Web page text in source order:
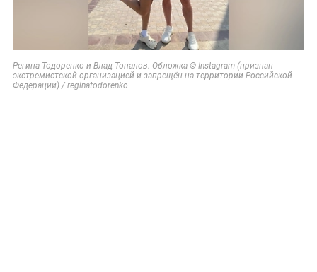
Регина Тодоренко и Влад Топалов. Обложка © Instagram (признан
экстремистской организацией и запрещён на территории Российской
Федерации) / reginatodorenko